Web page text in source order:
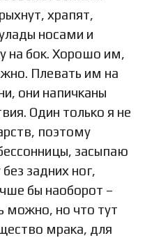
храпят,
носами и
на бок. Хорошо им,
Плевать им на
они напичканы
Один только я не
поэтому
засыпаю
задних ног,
бы наоборот –
можно, но что тут
мрака, для